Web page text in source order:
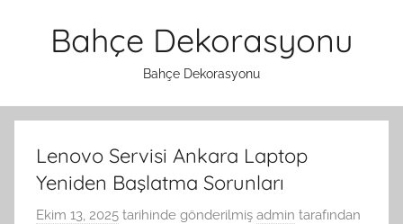
Bahçe Dekorasyonu
Bahçe Dekorasyonu
Lenovo Servisi Ankara Laptop
Yeniden Başlatma Sorunları
Ekim 13, 2025 tarihinde gönderilmiş admin tarafından